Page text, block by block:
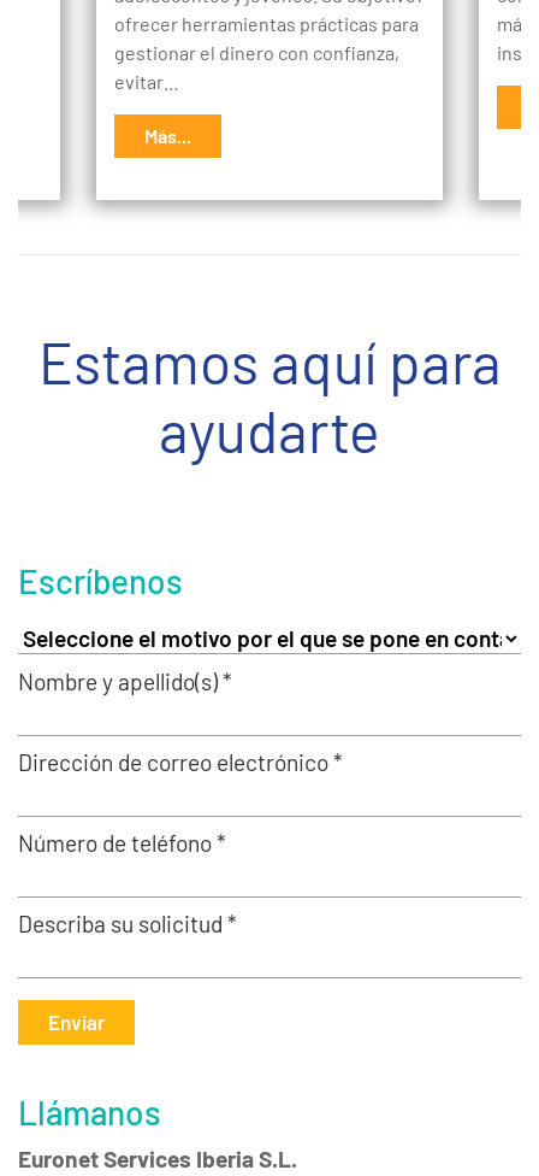
ofrecer herramientas prácticas para
gestionar el dinero con confianza,
evitar…
Más...
más
Estamos aquí para
ayudarte
Escríbenos
Nombre y apellido(s) *
Dirección de correo electrónico *
Número de teléfono *
Describa su solicitud *
Enviar
Llámanos
Euronet Services Iberia S.L.